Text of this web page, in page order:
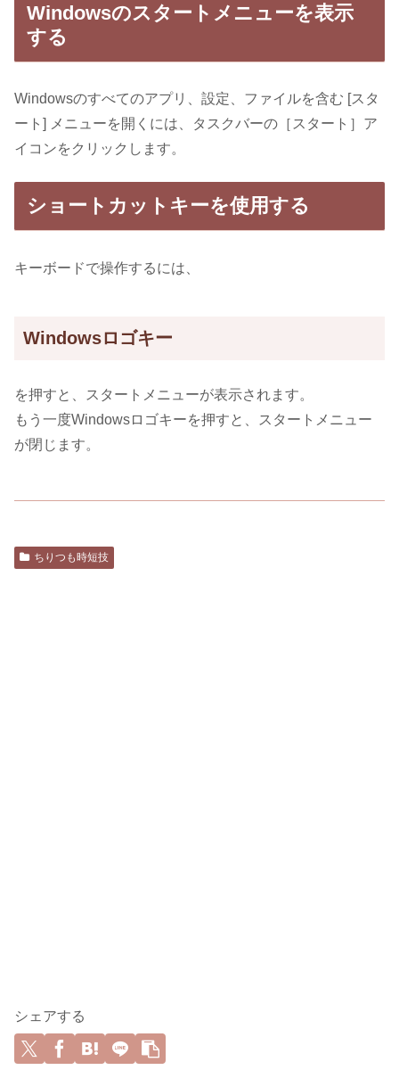
Windowsのスタートメニューを表示
する
Windowsのすべてのアプリ、設定、ファイルを含む [スタ
ート] メニューを開くには、タスクバーの［スタート］ア
イコンをクリックします。
ショートカットキーを使用する
キーボードで操作するには、
Windowsロゴキー
を押すと、スタートメニューが表示されます。
もう一度Windowsロゴキーを押すと、スタートメニュー
が閉じます。
ちりつも時短技
シェアする